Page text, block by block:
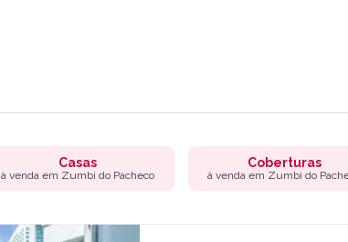
Casas
à venda em Zumbi do Pacheco
Coberturas
à venda em Zumbi do